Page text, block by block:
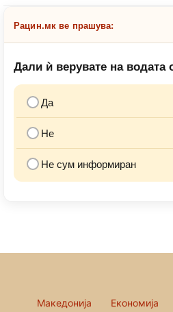
Рацин.мк ве прашува:
Дали ѝ верувате на
Да
Не
Не сум информиран
Македонија Економија